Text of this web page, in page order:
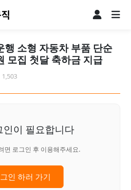
행 소형 자동차 부품 단순
모집 첫달 축하금 지급
1,503
인이 필요합니다
면 로그인 후 이용해주세요.
인 하러 가기